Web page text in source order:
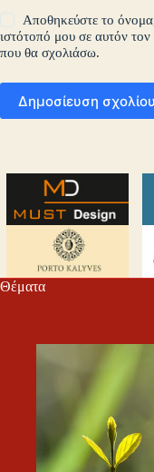
Αποθηκεύστε το
ιστότοπό μου σε αυτόν
που θα σχολιάσω.
Δημοσίευση σχολίου
Θέματα